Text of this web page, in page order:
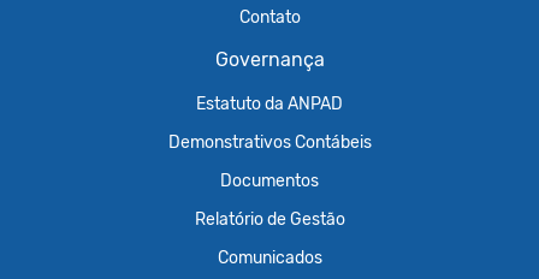
Contato
Governança
Estatuto da ANPAD
Demonstrativos Contábeis
Documentos
Relatório de Gestão
Comunicados